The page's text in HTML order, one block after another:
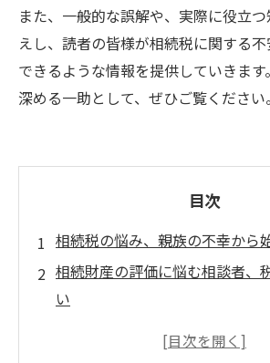
また、一般的な誤解や、実際に役立
えし、読者の皆様が相続税に関する
できるような情報を提供していきま
深める一助として、ぜひご覧ください。
目次
相続税の悩み、親族の不幸から
相続財産の評価に悩む相談者、
い
特例を活用し、相続税の負担を